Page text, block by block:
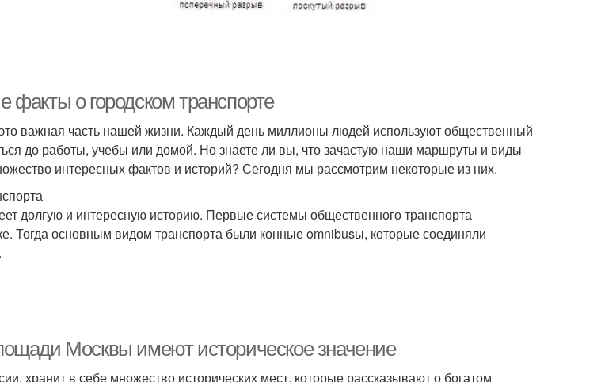
факты о городском транспорте
важная часть нашей жизни. Каждый день миллионы людей используют общественный
до работы, учебы или домой. Но знаете ли вы, что зачастую наши маршруты и виды
интересных фактов и историй? Сегодня мы рассмотрим некоторые из них.
долгую и интересную историю. Первые системы общественного транспорта
Тогда основным видом транспорта были конные omnibusы, которые соединяли
Москвы имеют историческое значение
хранит в себе множество исторических мест, которые рассказывают о богатом